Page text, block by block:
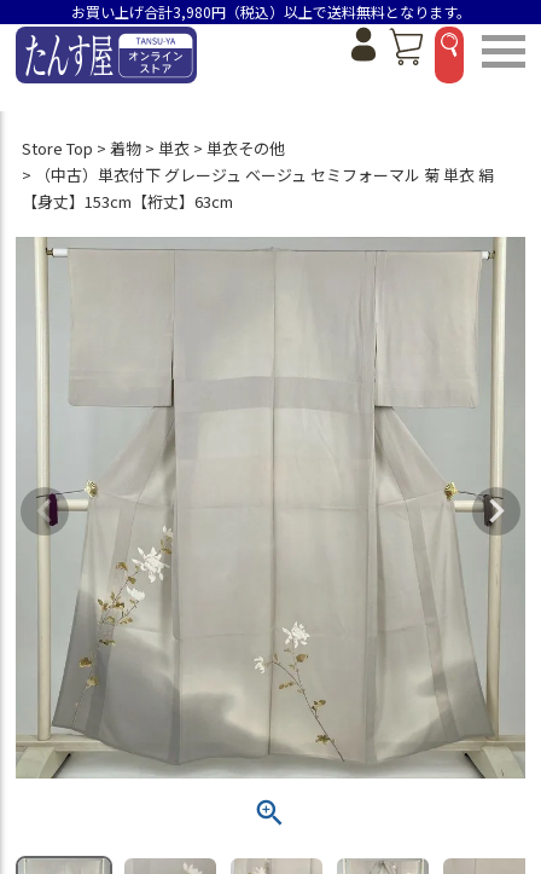
お買い上げ合計3,980円（税込）以上で送料無料となります。
Store Top 着物 単衣
単衣その他
（中古）単衣付下 グレージュ ベージュ セミフォーマル 菊 単衣 絹
【身丈】153cm【裄丈】63cm